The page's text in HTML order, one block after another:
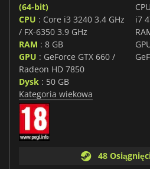
(64-bit)
CPU : Core i3 3240 3.4 GHz
/ FX-6350 3.9 GHz
RAM : 8 GB
GPU : GeForce GTX 660 /
Radeon HD 7850
Dysk : 50 GB
i7
Kategoria wiekowa
48